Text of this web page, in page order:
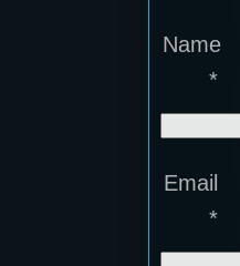
Name
*
Email
*